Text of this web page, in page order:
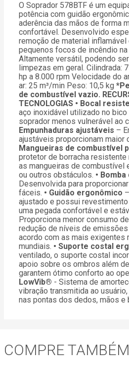
O Soprador 578BTF é um
potência com guidão
aderência das mãos de forma
confortável. Desenvolvido
remoção de material
pequenos focos de incêndio na
Altamente versátil, podendo
limpezas em geral. Cilindrada:
hp a 8.000 rpm Velocidade do
ar: 25 m³/min Peso: 10,5 kg
de combustível vazio.
TECNOLOGIAS • Bocal
aço inoxidável utilizado no bico
soprador menos vulnerável ao
Empunhaduras ajustáveis –
ajustáveis proporcionam maior
Mangueiras de combustível
protetor de borracha
as mangueiras de combustível
ou outros obstáculos. •
Desenvolvida para
fáceis. • Guidão ergonômico
ajustado e possui revestimento
uma pegada confortável e
Proporciona menor consumo
redução de níveis de
acordo com as mais exigentes
mundiais. • Suporte costal
ventilado, o suporte costal
apoio sobre os ombros além
garantem ótimo conforto ao
LowVib® - Sistema de
vibração transmitida ao
nas pontas dos dedos, mãos e
COMPRE TAMBÉM